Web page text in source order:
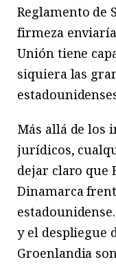
Reglamento de
firmeza
Unión tiene
siquiera las
Más allá de los
jurídicos,
dejar claro que
Dinamarca
y el despliegue
Groenlandia